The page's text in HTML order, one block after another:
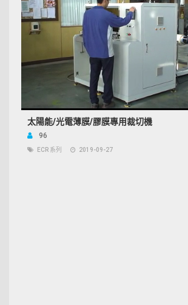
太陽能/光電薄膜/膠膜專用裁切機
96
ECR 系列 2019-09-27